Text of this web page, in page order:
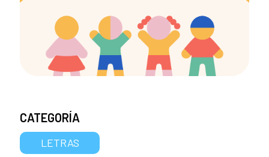
CATEGORÍA
LETRAS